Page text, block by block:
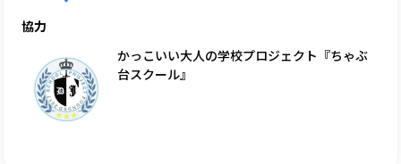
協力
かっこいい大人の学校プロジェクト『ちゃぶ
台スクール』